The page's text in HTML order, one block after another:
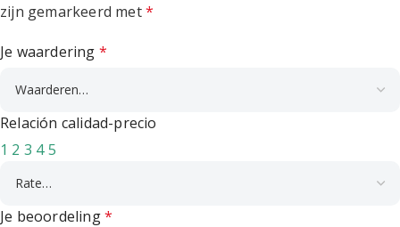
zijn gemarkeerd met*
Je waardering *
Relación calidad-precio
1 2 3 4 5
Je beoordeling*